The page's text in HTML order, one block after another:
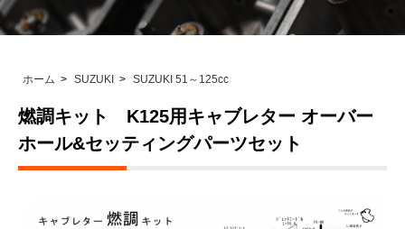
ホーム > SUZUKI > SUZUKI 51～125cc
燃調キット K125用キャブレター オーバー
ホール&セッティングパーツセット